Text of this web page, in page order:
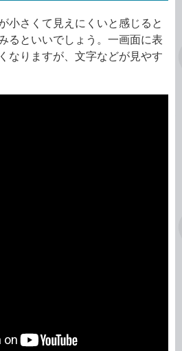
小さくて見えにくいと感じると
るといいでしょう。一画面に表
なりますが、文字などが見やす